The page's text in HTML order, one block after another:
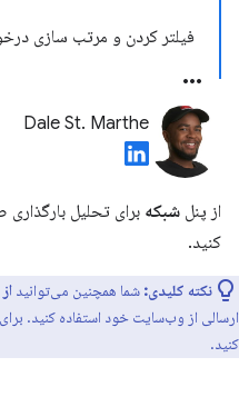
فیلتر کردن و مرتب سازی
Dale St. Marthe
از پنل شبکه برای تحلیل
کنید.
نکته کلیدی: شما همچنین می‌توانید
ارسالی از وب‌سایت خود استفاده کنید.
کنید.